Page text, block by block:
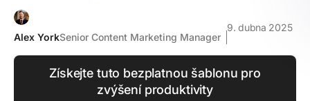
Alex YorkSenior Content Marketing Manager
9. dubna 2025
Získejte tuto bezplatnou šablonu pro
zvýšení produktivity